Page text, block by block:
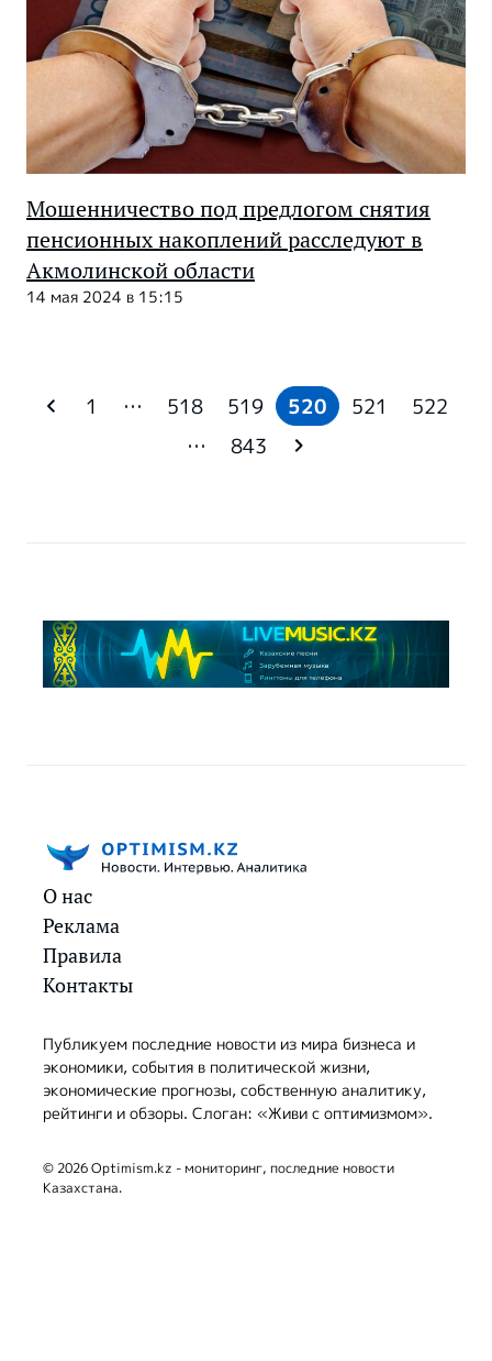
Мошенничество под предлогом снятия
пенсионных накоплений расследуют в
Акмолинской области
14 мая 2024 в 15:15
1 … 518 519 520 521
522
…
843
О нас
Реклама
Правила
Контакты
Публикуем последние новости из мира бизнеса и
экономики, события в политической жизни,
экономические прогнозы, собственную аналитику,
рейтинги и обзоры. Слоган: «Живи с оптимизмом».
© 2026 Optimism.kz - мониторинг, последние новости
Казахстана.